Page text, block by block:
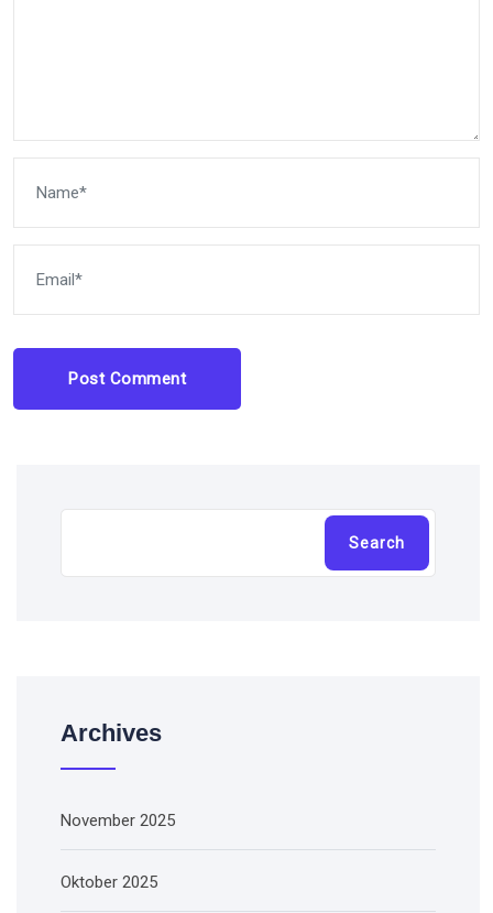
Post Comment
Cari
Search
Archives
November 2025
Oktober 2025